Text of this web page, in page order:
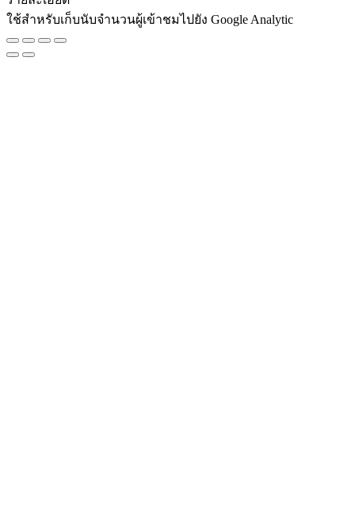
ใช้สำหรับเก็บนับจำนวนผู้เข้าชมไปยัง Google Analytic